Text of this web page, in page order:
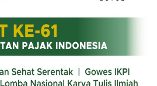
sebesar Rp36,37 triliun
yang sama tahun
sukarela dan perluasan